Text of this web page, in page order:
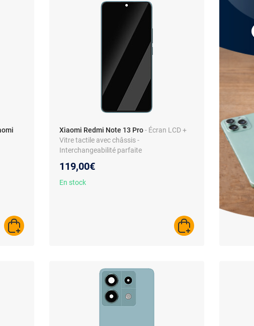
AJOUTER AU PANIER
Xiaomi Redmi Note 13 Pro- Écran LCD +
Vitre tactile avec châssis -
Interchangeabilité parfaite
119,00€
En stock
AJOUTER AU PANIER